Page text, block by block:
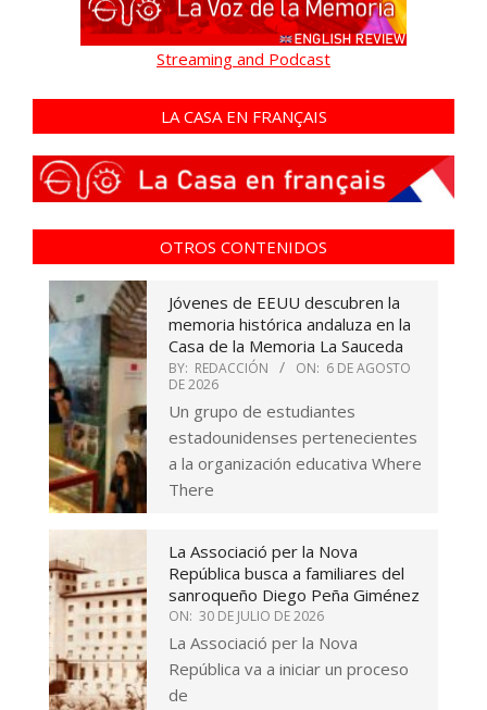
Streaming and Podcast
LA CASA EN FRANÇAIS
OTROS CONTENIDOS
Jóvenes de EEUU descubren la
memoria histórica andaluza en la
Casa de la Memoria La Sauceda
BY: REDACCIÓN ON: 6 DE AGOSTO
DE 2026
Un grupo de estudiantes
estadounidenses pertenecientes
a la organización educativa Where
There
La Associació per la Nova
República busca a familiares del
sanroqueño Diego Peña Giménez
ON: 30 DE JULIO DE 2026
La Associació per la Nova
República va a iniciar un proceso
de